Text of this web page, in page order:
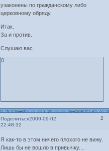
узаконены по гражданскому либо
церковному обряду.
Итак.
За и против.
Слушаю вас.
0
Поделиться 2
2009-09-02
22:48:32
Я как-то в этом ничего плохого не вижу.
Лишь бы не вошло в привычку....